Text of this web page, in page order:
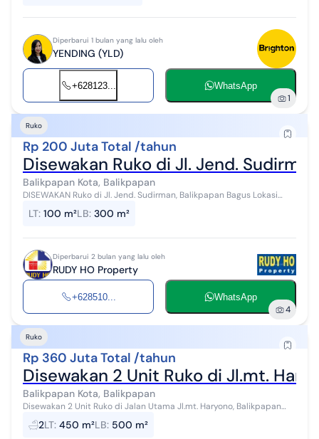
Diperbarui 1 bulan yang lalu oleh
YENDING (YLD)
+628123... WhatsApp
1
Ruko
Rp 200 Juta Total /tahun
Disewakan Ruko di Jl. Jend.
Balikpapan Kota, Balikpapan
DISEWAKAN Ruko di Jl. Jend. Sudirman, Balikpapan Bagus Lokasi
LT: 100 m²LB: 300 m²
Diperbarui 2 bulan yang lalu oleh
RUDY HO Property
+628510... WhatsApp
4
Ruko
Rp 360 Juta Total /tahun
Disewakan 2 Unit Ruko di Jl.mt.
Balikpapan Kota, Balikpapan
Disewakan 2 Unit Ruko di Jalan Utama Jl.mt. Haryono, Balikpapan
Kota
2LT: 450 m²LB: 500 m²